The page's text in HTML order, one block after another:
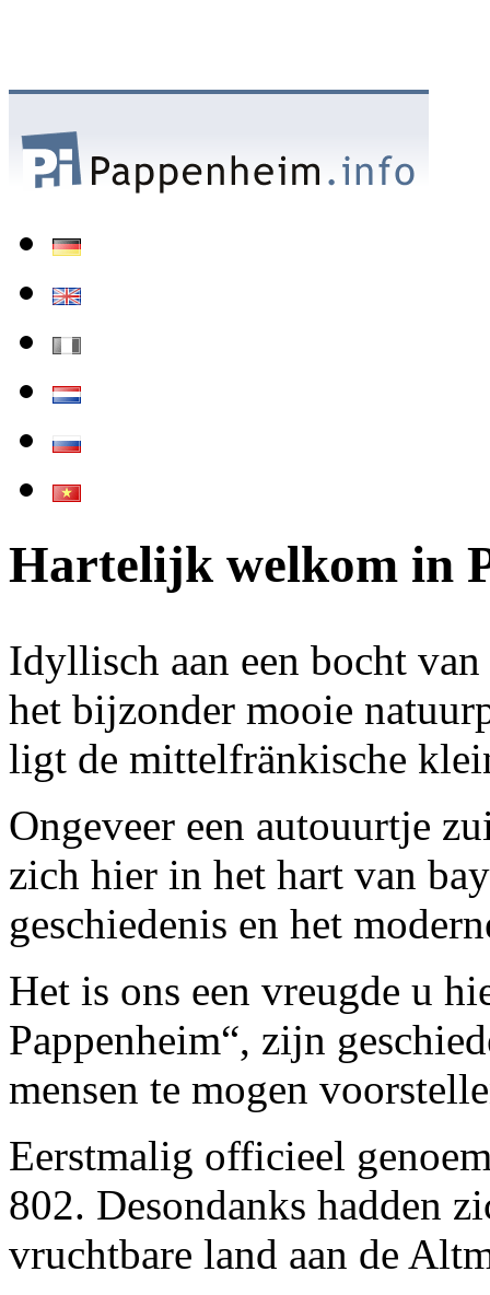
Hartelijk welkom in
Idyllisch aan een bocht
het bijzonder mooie
ligt de mittelfränkische
Ongeveer een autouurtje
zich hier in het hart van
geschiedenis en het
Het is ons een vreugde u
Pappenheim“, zijn
mensen te mogen
Eerstmalig officieel
802. Desondanks hadden
vruchtbare land aan de